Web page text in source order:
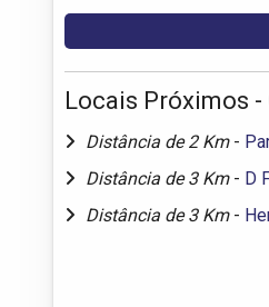
Locais Próximos -
Distância de 2 Km -
Distância de 3 Km - D
Distância de 3 Km -